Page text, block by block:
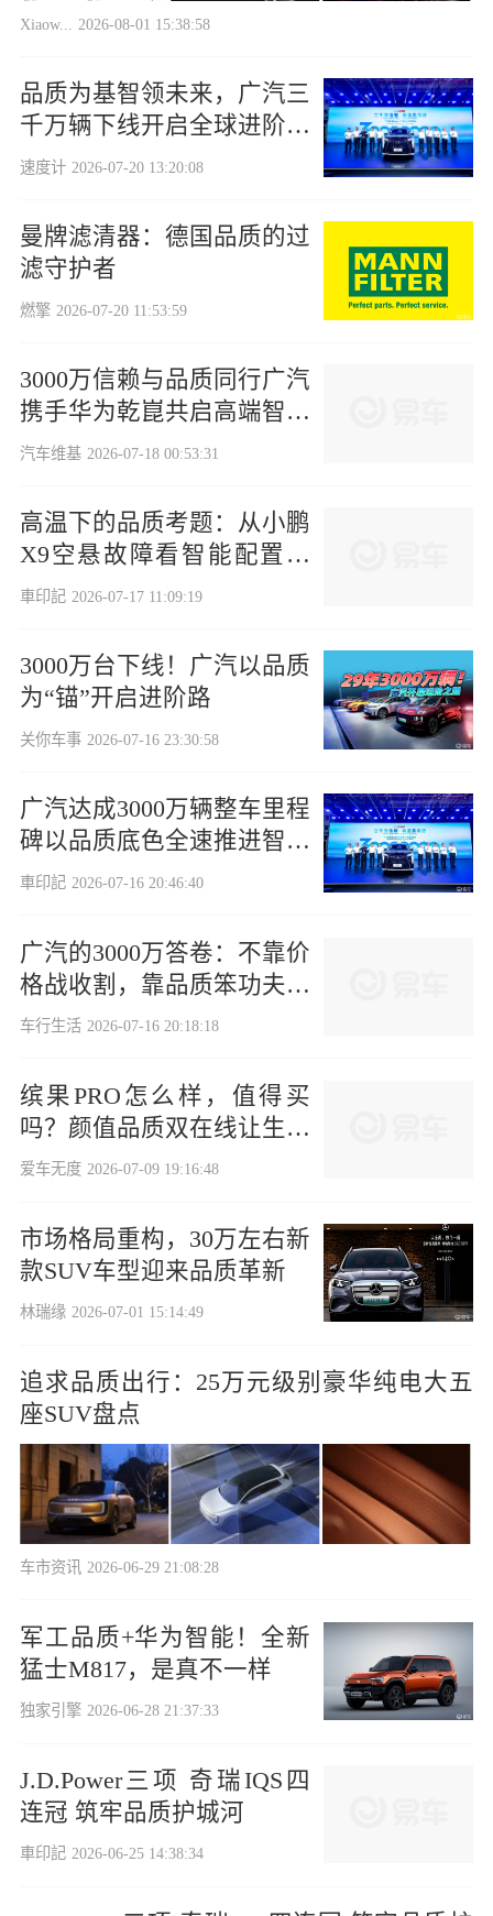
Xiaow... 2026-08-01 15:38:58
品质为基智领未来，广汽三
千万辆下线开启全球进阶新
征程
速度计 2026-07-20 13:20:08
曼牌滤清器：德国品质的过
滤守护者
燃擎 2026-07-20 11:53:59
3000万信赖与品质同行广汽
携手华为乾崑共启高端智能
新境
汽车维基 2026-07-18 00:53:31
高温下的品质考题：从小鹏
X9空悬故障看智能配置的
落地考验
車印記 2026-07-17 11:09:19
3000万台下线！广汽以品质
为“锚”开启进阶路
关你车事 2026-07-16 23:30:58
广汽达成3000万辆整车里程
碑以品质底色全速推进智电
转型
車印記 2026-07-16 20:46:40
广汽的3000万答卷：不靠价
格战收割，靠品质笨功夫积
累
车行生活 2026-07-16 20:18:18
缤果PRO怎么样，值得买
吗？颜值品质双在线让生活
充满惊喜
爱车无度 2026-07-09 19:16:48
市场格局重构，30万左右新
款SUV车型迎来品质革新
林瑞缘 2026-07-01 15:14:49
追求品质出行：25万元级别豪华纯电大五
座SUV盘点
车市资讯 2026-06-29 21:08:28
军工品质+华为智能！全新
猛士M817，是真不一样
独家引擎 2026-06-28 21:37:33
J.D.Power三项 奇瑞IQS四
连冠 筑牢品质护城河
車印記 2026-06-25 14:38:34